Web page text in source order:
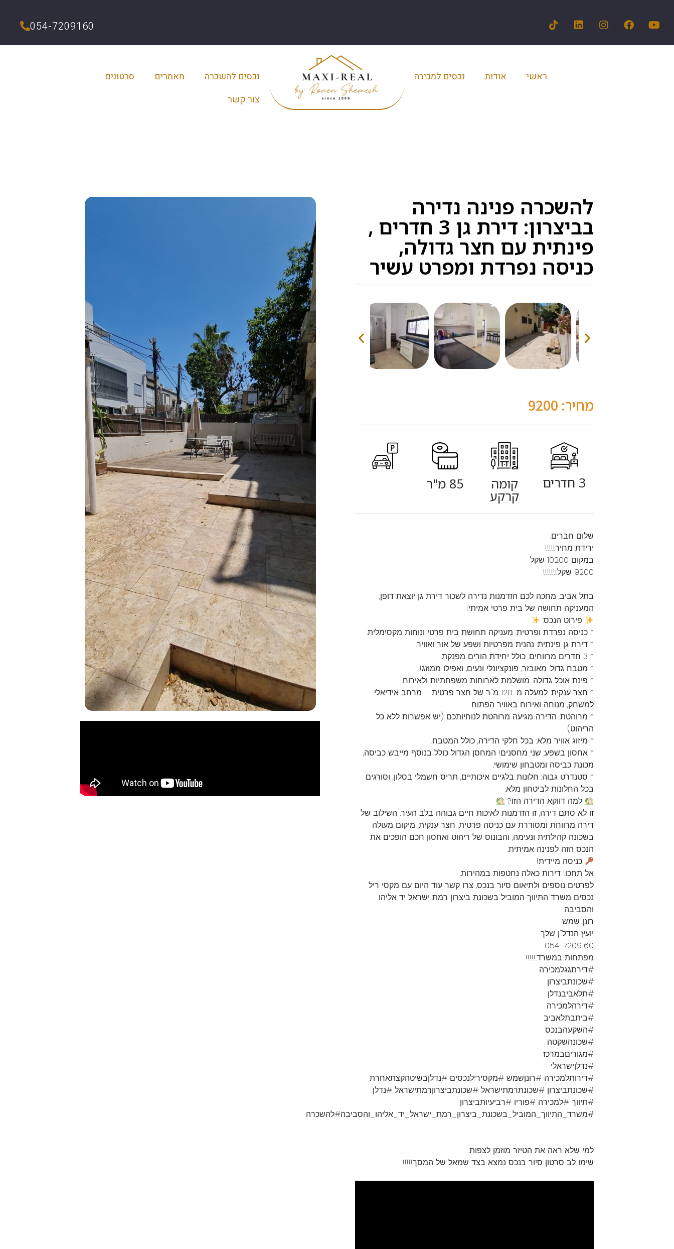
054-7209160
ראשי אודות נכסים למכירה נכסים להשכרה מאמרים
סרטונים
צור קשר
להשכרה פנינה נדירה
בביצרון: דירת גן 3 חדרים ,
פינתית עם חצר גדולה,
כניסה נפרדת ומפרט עשיר
מחיר: 9200
3 חדרים קומה
קרקע
85 מ"ר
שלום חברים.
ירידת מחיר!!!!!
במקום 10200 שקל
9200 שקל!!!!!!!
בתל אביב, מחכה לכם הזדמנות נדירה לשכור דירת גן יוצאת דופן,
המעניקה תחושה של בית פרטי אמיתי!
פירוט הנכס:
* כניסה נפרדת ופרטית: מעניקה תחושת בית פרטי ונוחות מקסימלית.
* דירת גן פינתית: נהנית מפרטיות ושפע של אור ואוויר.
* 3 חדרים מרווחים: כולל יחידת הורים מפנקת.
* מטבח גדול: מאובזר, פונקציונלי ונעים, ואפילו ממוזג!
* פינת אוכל גדולה: מושלמת לארוחות משפחתיות ולאירוח.
* חצר ענקית: למעלה מ-120 מ"ר של חצר פרטית – מרחב אידיאלי
למשחק, מנוחה ואירוח באוויר הפתוח.
* מרוהטת: הדירה מגיעה מרוהטת לנוחיותכם (יש אפשרות ללא כל
הריהוט)
* מיזוג אוויר מלא: בכל חלקי הדירה, כולל המטבח.
* אחסון בשפע: שני מחסנים! המחסן הגדול כולל בנוסף מייבש כביסה,
מכונת כביסה ומטבחון שימושי.
* סטנדרט גבוה: חלונות בלגיים איכותיים, תריס חשמלי בסלון, וסורגים
בכל החלונות לביטחון מלא.
למה דווקא הדירה הזו?
זו לא סתם דירה, זו הזדמנות לאיכות חיים גבוהה בלב העיר. השילוב של
דירה מרווחת ומסודרת עם כניסה פרטית, חצר ענקית, מיקום מעולה
בשכונה קהילתית ונעימה, והבונוס של ריהוט ואחסון חכם הופכים את
הנכס הזה לפנינה אמיתית.
כניסה מיידית!
אל תחכו! דירות כאלה נחטפות במהירות.
לפרטים נוספים ולתיאום סיור בנכס, צרו קשר עוד היום עם מקסי ריל
נכסים משרד התיווך המוביל בשכונת ביצרון רמת ישראל יד אליהו
והסביבה
רונן שמש
יועץ הנדל"ן שלך
054-7209160
מפתחות במשרד.!!!!!
#דירתגגלמכירה
#שכונתביצרון
#תלאביבנדלן
#דירהלמכירה
#ביתבתלאביב
#השקעהבנכס
#שכונהשקטה
#מגוריםבמרכז
#נדלןישראלי
#דירותלמכירה #רונןשמש #מקסירילנכסים #נדלןבשיטהקצתאחרת
#שכונתביצרון #שכונתרמתישראל #שכונתביצרוןרמתישראל #נדלן
#תיווך #למכירה #פוריו #רביעיותביצרון
#משרד_התיווך_המוביל_בשכונת_ביצרון_רמת_ישראל_יד_אליהו_והסביבה#להשכרה
למי שלא ראה את הטיזר מוזמן לצפות.
שימו לב סרטון סיור בנכס נמצא בצד שמאל של המסך!!!!!